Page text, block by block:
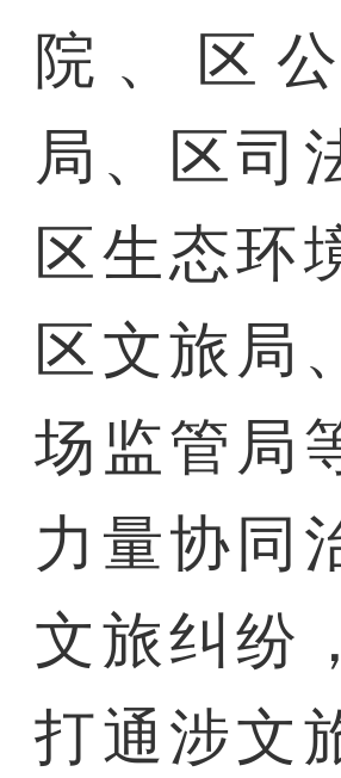
院、区
局、区司
区生态环
区文旅局
场监管局
力量协同
文旅纠纷
打通涉文